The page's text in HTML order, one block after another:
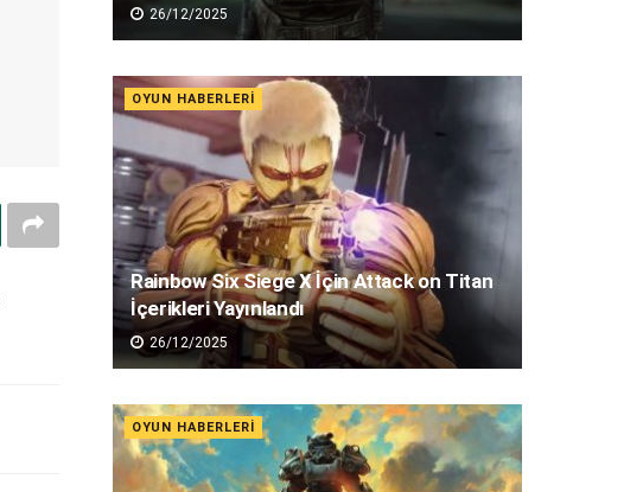
26/12/2025
OYUN HABERLERI
Rainbow Six Siege X İçin Attack on Titan
İçerikleri Yayınlandı
26/12/2025
OYUN HABERLERI